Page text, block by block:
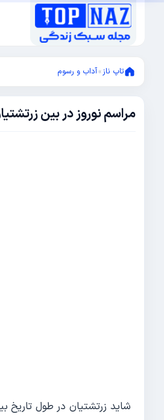
تاپ ناز»آداب و رسوم
مراسم نوروز در بین
فوریه
شاید زرتشتیان در طول